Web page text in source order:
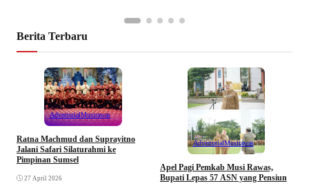
Berita Terbaru
AdvertorialMusirawas
Ratna Machmud dan Suprayitno
Jalani Safari Silaturahmi ke
Pimpinan Sumsel
27 April 2026
AdvertorialMusirawas
Apel Pagi Pemkab Musi Rawas,
Bupati Lepas 57 ASN yang Pensiun